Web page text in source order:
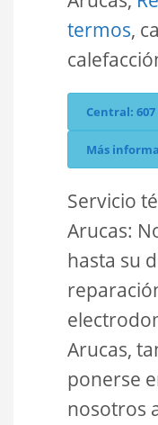
termos,
Central: 607
Más
Servicio
Arucas:
hasta su
Arucas,
ponerse
nosotros